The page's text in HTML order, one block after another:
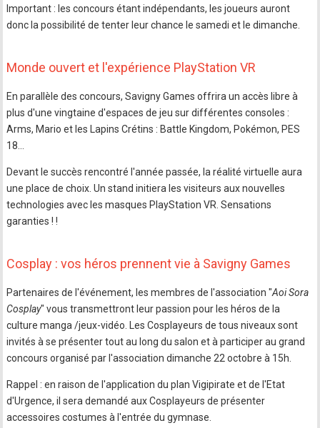
Important : les concours étant indépendants, les joueurs auront
donc la possibilité de tenter leur chance le samedi et le dimanche.
Monde ouvert et l'expérience PlayStation VR
En parallèle des concours, Savigny Games offrira un accès libre à
plus d'une vingtaine d'espaces de jeu sur différentes consoles :
Arms, Mario et les Lapins Crétins : Battle Kingdom, Pokémon, PES
18…
Devant le succès rencontré l'année passée, la réalité virtuelle aura
une place de choix. Un stand initiera les visiteurs aux nouvelles
technologies avec les masques PlayStation VR. Sensations
garanties ! !
Cosplay : vos héros prennent vie à Savigny Games
Partenaires de l'événement, les membres de l'association "Aoi Sora
Cosplay" vous transmettront leur passion pour les héros de la
culture manga /jeux-vidéo. Les Cosplayeurs de tous niveaux sont
invités à se présenter tout au long du salon et à participer au grand
concours organisé par l'association dimanche 22 octobre à 15h.
Rappel : en raison de l'application du plan Vigipirate et de l'Etat
d'Urgence, il sera demandé aux Cosplayeurs de présenter
accessoires costumes à l'entrée du gymnase.